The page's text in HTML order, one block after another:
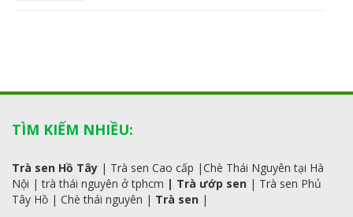
TÌM KIẾM NHIỀU:
Trà sen Hồ Tây | Trà sen Cao cấp |Chè Thái Nguyên tại Hà
Nội |trà thái nguyên ở tphcm | Trà ướp sen | Trà sen Phủ
Tây Hồ | Chè thái nguyên | Trà sen |